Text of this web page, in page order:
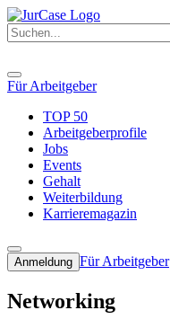
Für Arbeitgeber
TOP 50
Arbeitgeberprofile
Jobs
Events
Gehalt
Weiterbildung
Karrieremagazin
Anmeldung Für Arbeitgeber
Networking